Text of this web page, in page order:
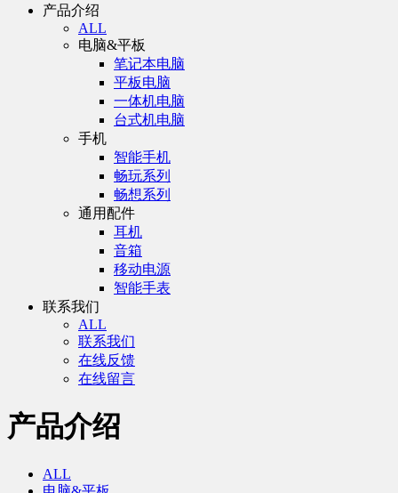
产品介绍
ALL
电脑&平板
笔记本电脑
平板电脑
一体机电脑
台式机电脑
手机
智能手机
畅玩系列
畅想系列
通用配件
耳机
音箱
移动电源
智能手表
联系我们
ALL
联系我们
在线反馈
在线留言
产品介绍
ALL